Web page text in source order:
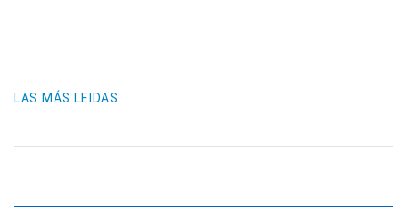
LAS MÁS LEIDAS